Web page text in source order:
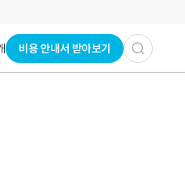
비용 안내서 받아보기